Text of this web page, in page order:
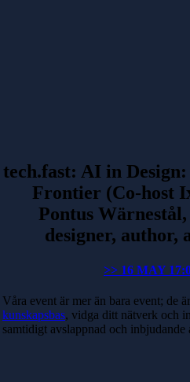
tech.fast: AI in
Frontier (Co-host
Pontus
designer, author,
>> 16 MAY
Våra event är mer än bara event; de
kunskapsbas, vidga ditt nätverk och
samtidigt avslappnad och inbjudande